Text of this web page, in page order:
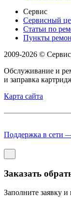
Сервис
Сервисный
Статьи по
Пункты
2009-2026 ©
Обслуживание и
и заправка
Карта сайта
Поддержка в сети
Заказать
Заполните заявку